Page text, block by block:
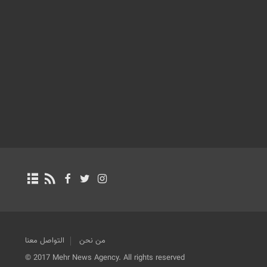
من نحن
التواصل معنا
© 2017 Mehr News Agency. All rights reserved